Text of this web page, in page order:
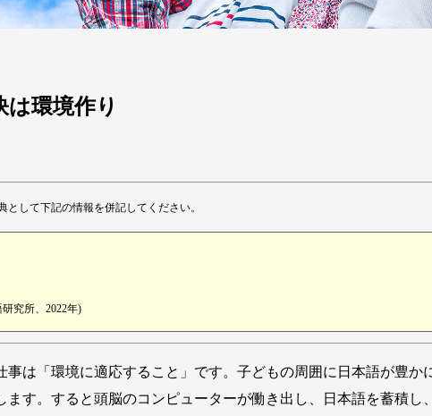
は環境作り
して下記の情報を併記してください。
究所、2022年)
事は「環境に適応すること」です。子どもの周囲に日本語が豊か
す。すると頭脳のコンピューターが働き出し、日本語を蓄積し